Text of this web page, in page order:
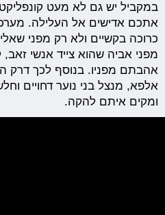
במקביל יש גם לא מעט
אתכם אדישים אל העלילה.
כרוכה בקשיים ולא רק מפני
מפני אביה שהוא צייד אנשי זאב,
אהבתם מפניו. בנוסף לכך דרק
אלפא, מנצל בני נוער דחויים
ומקים איתם להקה.